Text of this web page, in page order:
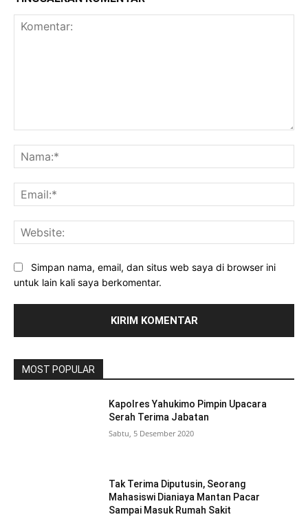
Simpan nama, email, dan situs web saya di browser ini
untuk lain kali saya berkomentar.
MOST POPULAR
Kapolres Yahukimo Pimpin Upacara
Serah Terima Jabatan
Sabtu, 5 Desember 2020
Tak Terima Diputusin, Seorang
Mahasiswi Dianiaya Mantan Pacar
Sampai Masuk Rumah Sakit